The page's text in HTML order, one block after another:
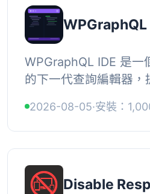
WPGraphQL
WPGraphQL IDE 是一
的下一代查詢編輯器，
用者在 wp-admin 中享
2026-08-05·安裝：
Disable